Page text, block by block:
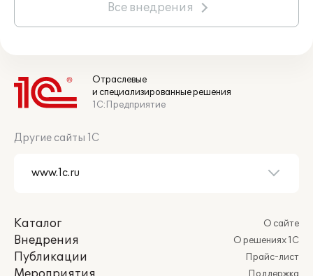
Все внедрения
Отраслевые
и специализированные решения
1С:Предприятие
Другие сайты 1С
Каталог
Внедрения
Публикации
О сайте
О решениях 1С
Прайс-лист